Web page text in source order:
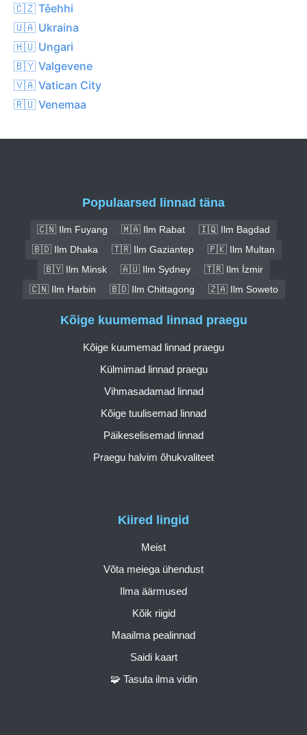
🇨🇿 Těehhi
🇺🇦 Ukraina
🇭🇺 Ungari
🇧🇾 Valgevene
🇻🇦 Vatican City
🇷🇺 Venemaa
Populaarsed linnad täna
🇨🇳 Ilm Fuyang 🇲🇦 Ilm Rabat
🇮🇶 Ilm Bagdad
🇧🇩 Ilm Dhaka
🇹🇷 Ilm Gaziantep
🇵🇰 Ilm Multan
🇧🇾 Ilm Minsk
🇦🇺 Ilm Sydney
🇹🇷 Ilm İzmir
🇨🇳 Ilm Harbin
🇧🇩 Ilm Chittagong 🇿🇦 Ilm Soweto
Kiired lingid
Meist
Võta meiega ühendust
Ilma äärmused
Kõik riigid
Maailma pealinnad
Saidi kaart
🧩 Tasuta ilma vidin
Kõige kuumemad linnad praegu
Kõige kuumemad linnad praegu
Külmimad linnad praegu
Vihmasadamad linnad
Kõige tuulisemad linnad
Päikeselisemad linnad
Praegu halvim õhukvaliteet